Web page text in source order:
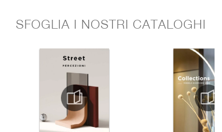
SFOGLIA I NOSTRI CATALOGHI